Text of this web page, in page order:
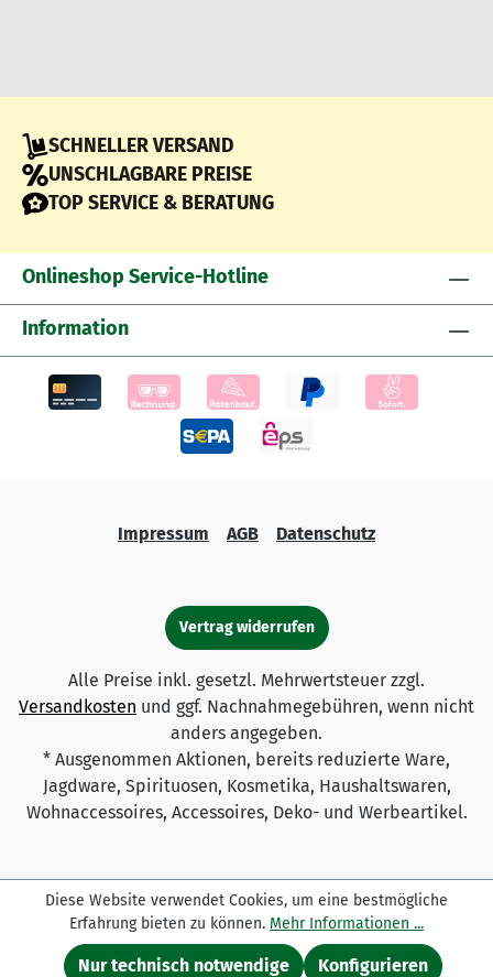
SCHNELLER VERSAND
UNSCHLAGBARE PREISE
TOP SERVICE & BERATUNG
Onlineshop Service-Hotline
Information
Impressum AGB Datenschutz
Vertrag widerrufen
Alle Preise inkl. gesetzl. Mehrwertsteuer zzgl.
Versandkosten und ggf. Nachnahmegebühren, wenn nicht
anders angegeben.
* Ausgenommen Aktionen, bereits reduzierte Ware,
Jagdware, Spirituosen, Kosmetika, Haushaltswaren,
Wohnaccessoires, Accessoires, Deko- und Werbeartikel.
Diese Website verwendet Cookies, um eine bestmögliche
Erfahrung bieten zu können. Mehr Informationen ...
Nur technisch notwendige Konfigurieren